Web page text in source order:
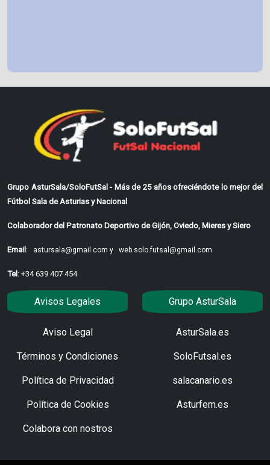
Grupo AsturSala/SoloFutSal - Más de 25 años ofreciéndote lo mejor del
Fútbol Sala de Asturias y Nacional
Colaborador del Patronato Deportivo de Gijón, Oviedo, Mieres y Siero
Email : astursala@gmail.com y web.solo.futsal@gmail.com
Tel : +34 639 407 454
Avisos Legales
Aviso Legal
Términos y Condiciones
Política de Privacidad
Política de Cookies
Colabora con nostros
Grupo AsturSala
AsturSala.es
SoloFutsal.es
salacanario.es
Asturfem.es